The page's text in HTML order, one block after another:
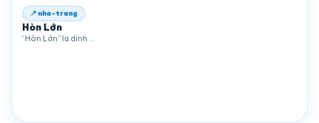
📍 nha-trang
Hòn Lớn
“Hòn Lớn” la dinh …